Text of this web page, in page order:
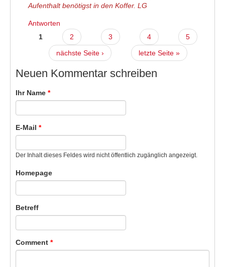
Aufenthalt benötigst in den Koffer. LG
Antworten
Seiten
1 2 3 4
5
nächste Seite ›
letzte Seite »
Neuen Kommentar schreiben
Ihr Name *
E-Mail *
Der Inhalt dieses Feldes wird nicht öffentlich zugänglich angezeigt.
Homepage
Betreff
Comment *